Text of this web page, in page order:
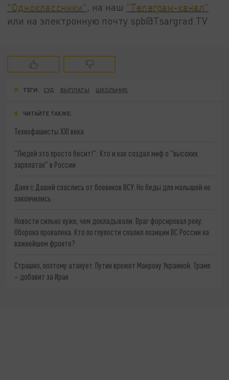
"Одноклассники", на наш "Телеграм-канал"
или на электронную почту spb@Tsargrad.TV
ТЕГИ: СУД ВЫПЛАТЫ ШКОЛЬНИК
ЧИТАЙТЕ ТАКЖЕ:
Технофашисты XXI века
"Людей это просто бесит!": Кто и как создал миф о "высоких
зарплатах" в России
Даня с Дашей спаслись от боевиков ВСУ. Но беды для малышей не
закончились
Новости сильно хуже, чем докладывали. Враг форсировал реку.
Оборона провалена. Кто по глупости спалил позиции ВС России на
важнейшем фронте?
Страшно, поэтому атакует. Путин врежет Макрону Украиной. Трамп
– добавит за Иран